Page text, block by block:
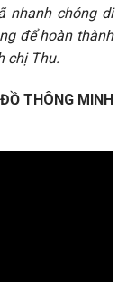
nhanh chóng di
để hoàn thành
chị Thu.
THÔNG MINH